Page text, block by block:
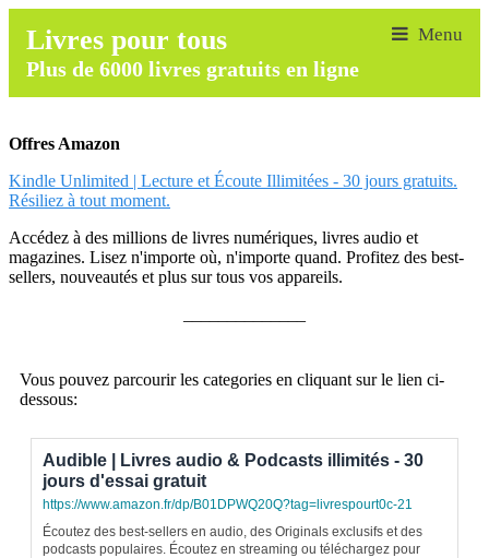
Livres pour tous
Plus de 6000 livres gratuits en ligne
Offres Amazon
Kindle Unlimited | Lecture et Écoute Illimitées - 30 jours gratuits.
Résiliez à tout moment.
Accédez à des millions de livres numériques, livres audio et
magazines. Lisez n'importe où, n'importe quand. Profitez des best-
sellers, nouveautés et plus sur tous vos appareils.
Vous pouvez parcourir les categories en cliquant sur le lien ci-
dessous:
Audible | Livres audio & Podcasts illimités - 30
jours d'essai gratuit
https://www.amazon.fr/dp/B01DPWQ20Q?tag=livrespourt0c-21
Écoutez des best-sellers en audio, des Originals exclusifs et des
podcasts populaires. Écoutez en streaming ou téléchargez pour